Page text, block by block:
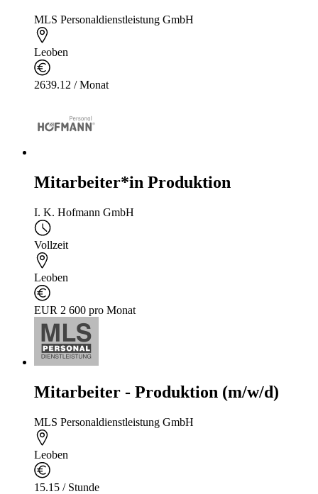
MLS Personaldienstleistung GmbH
Leoben
2639.12 / Monat
Mitarbeiter*in Produktion
I. K. Hofmann GmbH
Vollzeit
Leoben
EUR 2 600 pro Monat
Mitarbeiter - Produktion (m/w/d)
MLS Personaldienstleistung GmbH
Leoben
15.15 / Stunde